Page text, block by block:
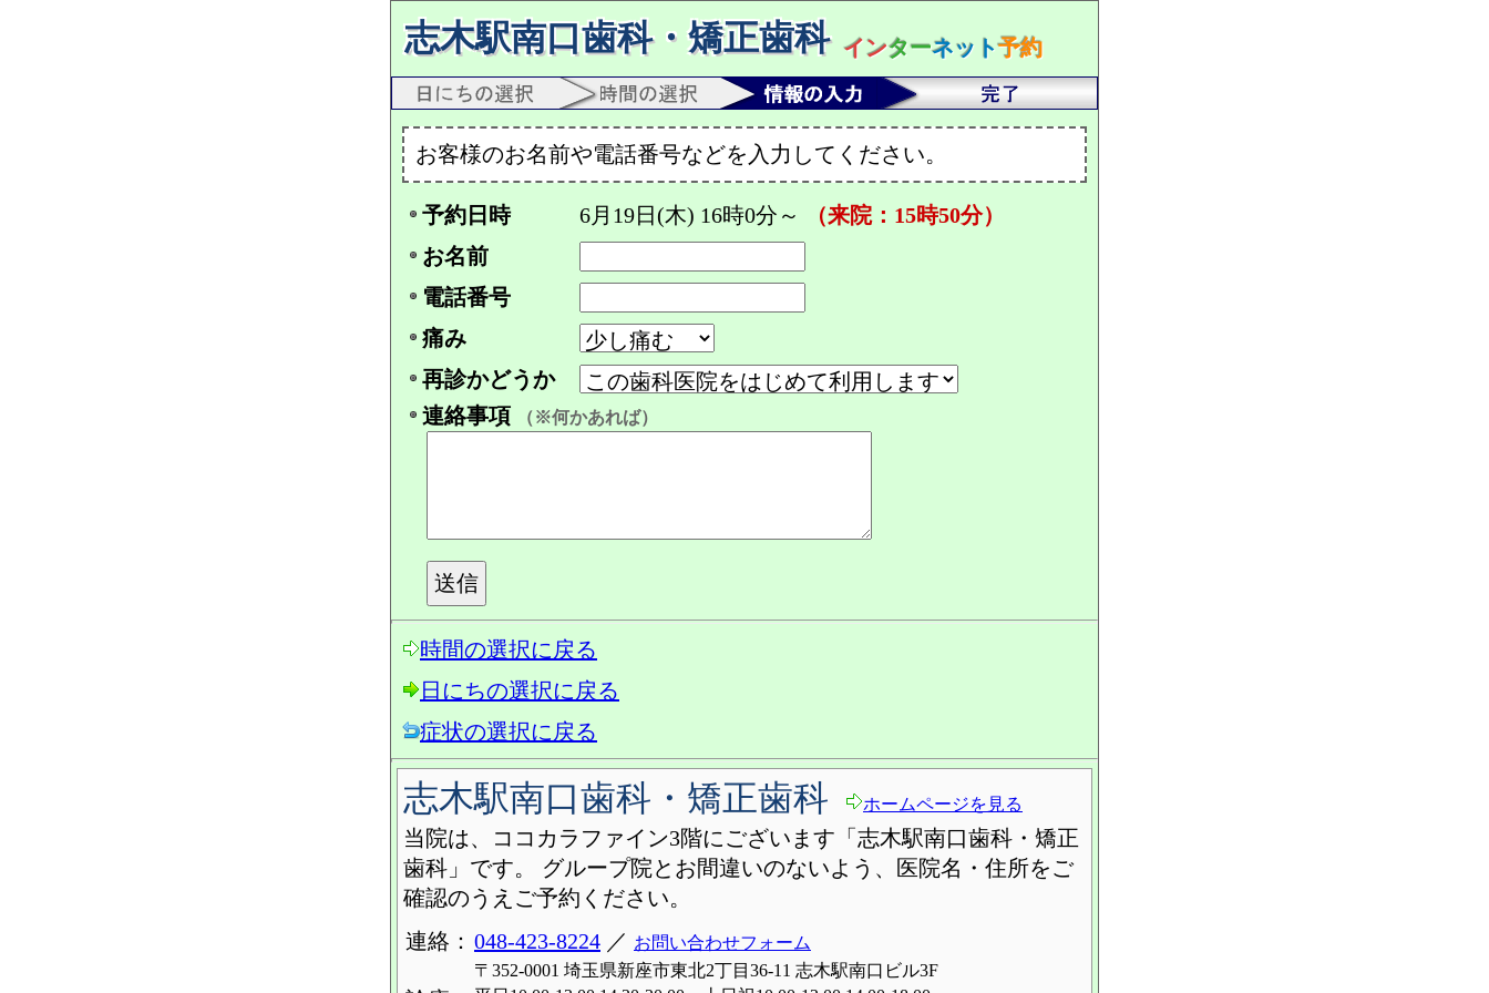
志木駅南口歯科・矯正歯科 インターネット予約
お客様のお名前や電話番号などを入力してください。
予約日時 6月19日(木) 16時0分～
（来院：15時50分）
お名前
電話番号
痛み
再診かどうか
連絡事項
（※何かあれば）
時間の選択に戻る
日にちの選択に戻る
症状の選択に戻る
志木駅南口歯科・矯正歯科 ホームページを見る
当院は、ココカラファイン3階にございます「志木駅南口歯科・矯正
歯科」です。 グループ院とお間違いのないよう、医院名・住所をご
確認のうえご予約ください。
連絡： 048-423-8224 ／ お問い合わせフォーム
〒352-0001 埼玉県新座市東北2丁目36-11 志木駅南口ビル3F